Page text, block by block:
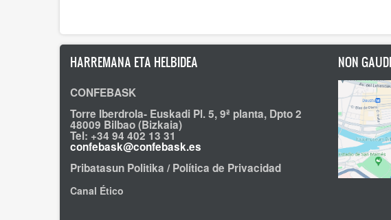
HARREMANA ETA HELBIDEA
CONFEBASK
Torre Iberdrola- Euskadi Pl. 5, 9ª planta, Dpto 2
48009 Bilbao (Bizkaia)
Tel: +34 94 402 13 31
confebask@confebask.es
Pribatasun Politika / Política de Privacidad
Canal Ético
NON